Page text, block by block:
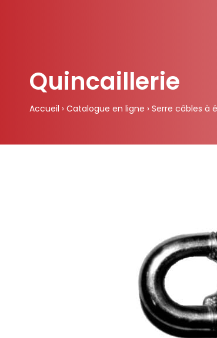
Quincaillerie
Accueil › Catalogue en ligne › Serre câbles à